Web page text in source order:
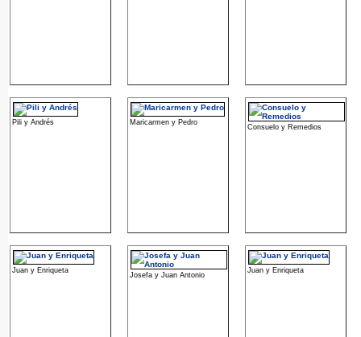
Pili y Andrés Maricarmen y Pedro
Consuelo y Remedios
Juan y Enriqueta
Josefa y Juan Antonio
Juan y Enriqueta